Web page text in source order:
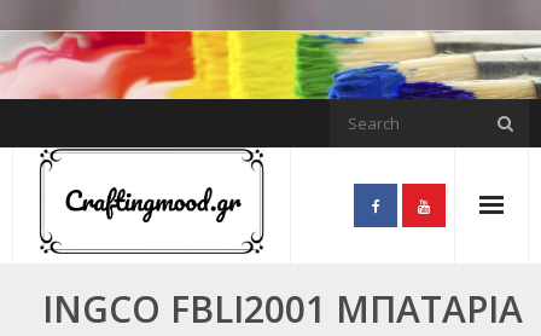
Skip
to
content
INGCO FBLI2001 ΜΠΑΤΑΡΊΑ